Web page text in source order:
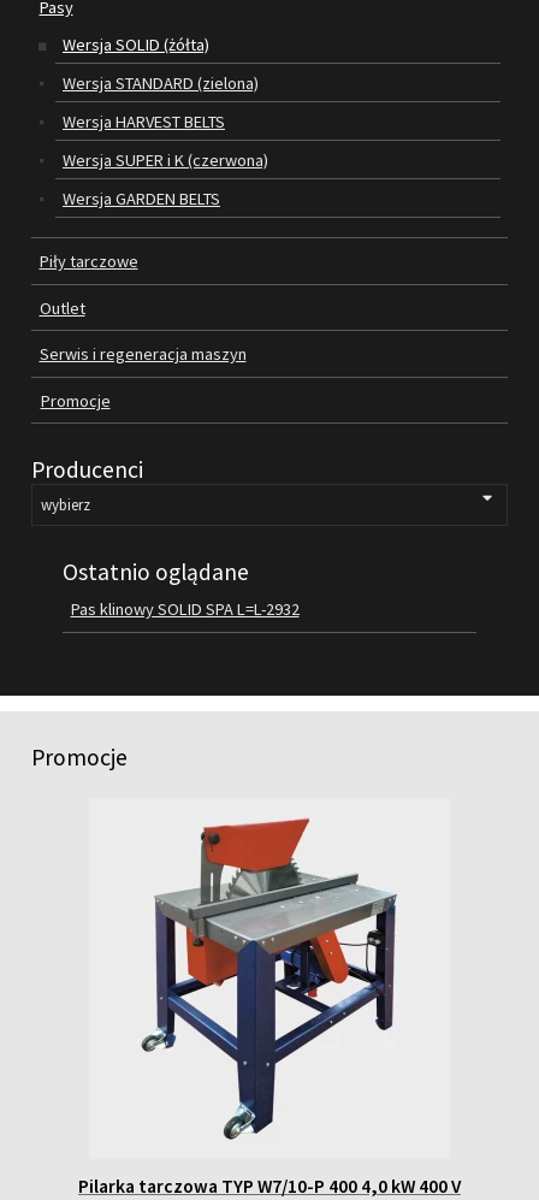
SILNIKI ELEKTRYCZNE
PIŁY TARCZOWE
OUTLET
SERWIS I REGENERACJA MASZYN
PROMOCJE
REGULAMIN
KATALOGI
OBRABIARKI DO DREWNA
SILNIKI ELEKTRYCZNE
KONTAKT
Pasy
Wersja SOLID (żółta)
Wersja STANDARD (zielona)
Wersja HARVEST BELTS
Wersja SUPER i K (czerwona)
Wersja GARDEN BELTS
Piły tarczowe
Outlet
Serwis i regeneracja maszyn
Promocje
Producenci
Ostatnio oglądane
Pas klinowy SOLID SPA L=L-2932
Promocje
Pilarka tarczowa TYP W7/10-P 400 4,0 kW 400 V